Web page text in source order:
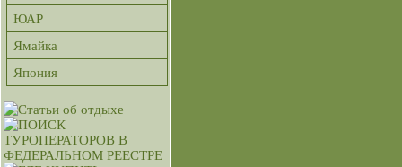
ЮАР
Ямайка
Япония